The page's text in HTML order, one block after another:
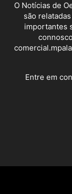
O Notícias de
são
importantes
Entre em